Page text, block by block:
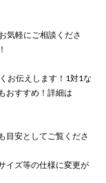
気軽にご相談くださ
お伝えします！1対1な
おすすめ！詳細は
目安としてご覧くださ
イズ等の仕様に変更が